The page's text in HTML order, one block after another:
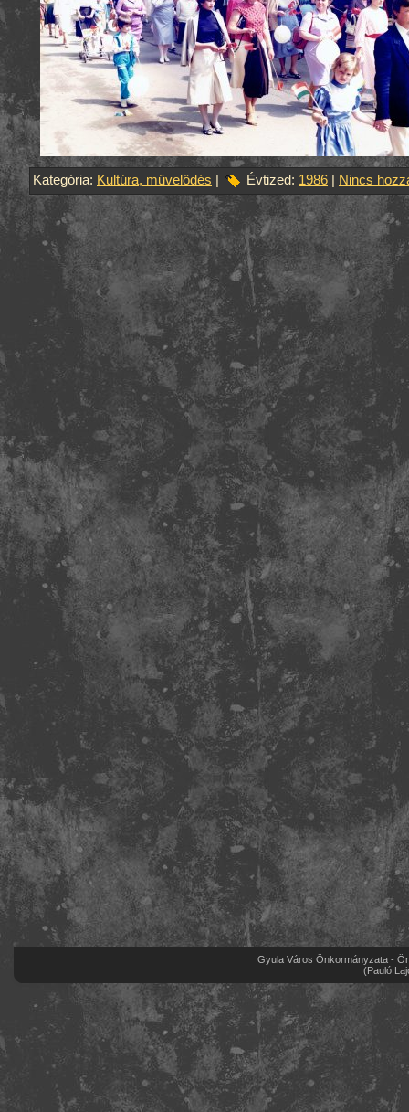
Kategória: Kultúra, művelődés Évtized: 1986 Nincs
Gyula Város Önkormányzata -
(Pauló